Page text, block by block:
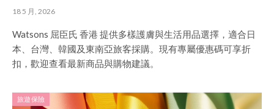
18 5 月, 2026
Watsons 屈臣氏 香港 提供多樣護膚與生活用品選擇，適合日
本、台灣、韓國及東南亞旅客採購。現有專屬優惠碼可享折
扣，歡迎查看最新商品與購物建議。
旅遊保險